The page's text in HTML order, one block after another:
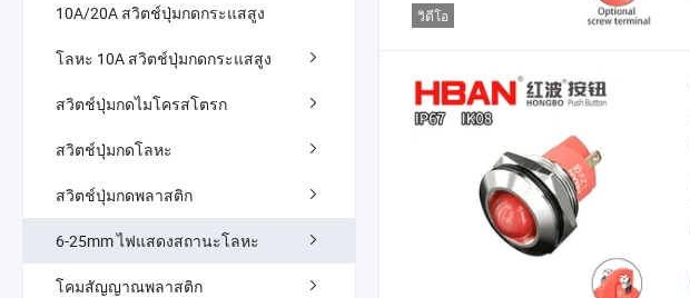
10A/20A สวิตช์ปุ่มกดกระแสสูง
โลหะ 10A สวิตช์ปุ่มกดกระแสสูง
สวิตช์ปุ่มกดไมโครสโตรก
สวิตช์ปุ่มกดโลหะ
สวิตช์ปุ่มกดพลาสติก
6-25mm ไฟแสดงสถานะโลหะ
โคมสัญญาณพลาสติก
วิดีโอ